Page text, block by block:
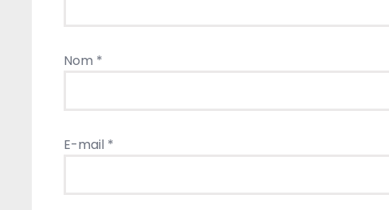
Nom *
E-mail *